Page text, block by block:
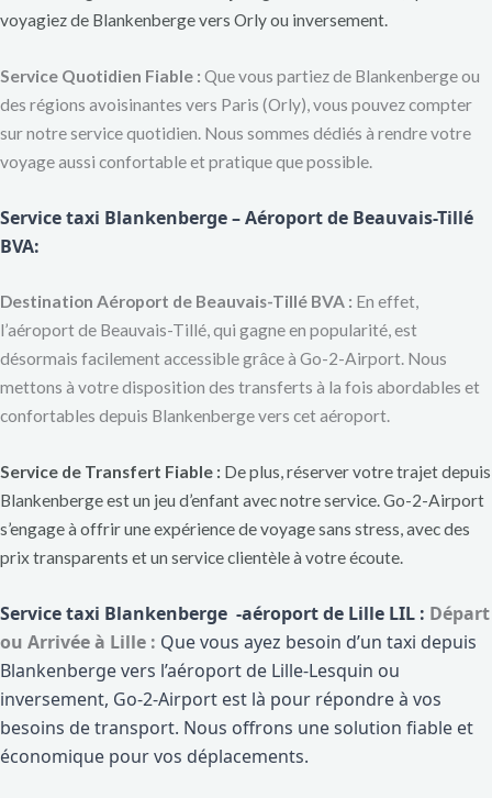
voyagiez de Blankenberge vers Orly ou inversement.
Service Quotidien Fiable : Que vous partiez de Blankenberge ou
des régions avoisinantes vers Paris (Orly), vous pouvez compter
sur notre service quotidien. Nous sommes dédiés à rendre votre
voyage aussi confortable et pratique que possible.
Service taxi Blankenberge – Aéroport de Beauvais-Tillé
BVA:
Destination Aéroport de Beauvais-Tillé BVA : En effet,
l’aéroport de Beauvais-Tillé, qui gagne en popularité, est
désormais facilement accessible grâce à Go-2-Airport. Nous
mettons à votre disposition des transferts à la fois abordables et
confortables depuis Blankenberge vers cet aéroport.
Service de Transfert Fiable : De plus, réserver votre trajet depuis
Blankenberge est un jeu d’enfant avec notre service. Go-2-Airport
s’engage à offrir une expérience de voyage sans stress, avec des
prix transparents et un service clientèle à votre écoute.
Service taxi Blankenberge -aéroport de Lille LIL : Départ
ou Arrivée à Lille : Que vous ayez besoin d’un taxi depuis
Blankenberge vers l’aéroport de Lille-Lesquin ou
inversement, Go-2-Airport est là pour répondre à vos
besoins de transport. Nous offrons une solution fiable et
économique pour vos déplacements.